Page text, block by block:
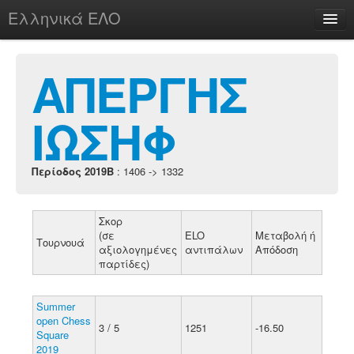
Ελληνικά ΕΛΟ
chesstu.be @ discord
Login
ΑΠΕΡΓΗΣ
ΙΩΣΗΦ
Περίοδος 2019B : 1406 -> 1332
Τουρνουά
Σκορ
(σε
αξιολογημένες
παρτίδες)
ELO
αντιπάλων
Μεταβολή ή
Απόδοση
Summer
open Chess
Square
2019
3 / 5 1251 -16.50